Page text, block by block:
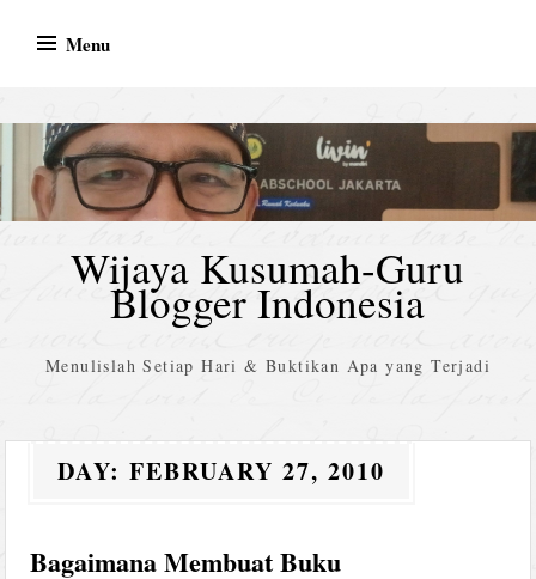
Menu
Wijaya Kusumah-Guru
Blogger Indonesia
Menulislah Setiap Hari & Buktikan Apa yang Terjadi
DAY:FEBRUARY 27, 2010
Bagaimana Membuat Buku